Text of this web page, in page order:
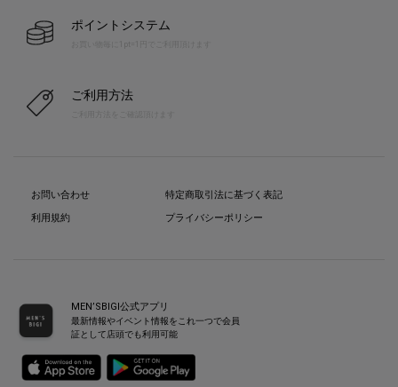
ポイントシステム
お買い物毎に1pt=1円でご利用頂けます
ご利用方法
お問い合わせ
利用規約
特定商取引法に基づく表記
プライバシーポリシー
MEN’SBIGI公式アプリ
最新情報やイベント情報をこれ一つで会員
証として店頭でも利用可能